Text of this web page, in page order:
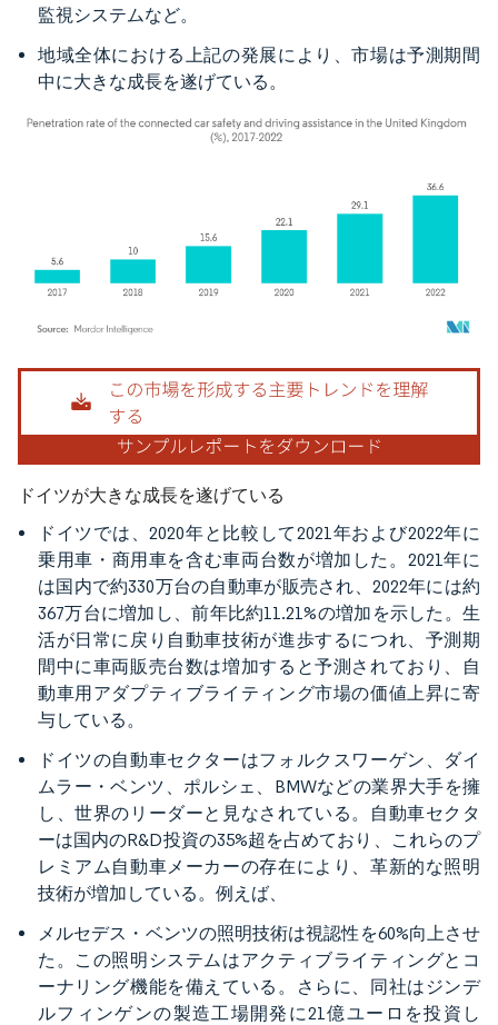
監視システムなど。
地域全体における上記の発展により、市場は予測期間
中に大きな成長を遂げている。
画像 © Mordor Intelligence。再利用にはCC BY 4.0の表示が必要です。
ドイツが大きな成長を遂げている
ドイツでは、2020年と比較して2021年および2022年に
乗用車・商用車を含む車両台数が増加した。2021年に
は国内で約330万台の自動車が販売され、2022年には約
367万台に増加し、前年比約11.21%の増加を示した。生
活が日常に戻り自動車技術が進歩するにつれ、予測期
間中に車両販売台数は増加すると予測されており、自
動車用アダプティブライティング市場の価値上昇に寄
与している。
ドイツの自動車セクターはフォルクスワーゲン、ダイ
ムラー・ベンツ、ポルシェ、BMWなどの業界大手を擁
し、世界のリーダーと見なされている。自動車セクタ
ーは国内のR&D投資の35%超を占めており、これらのプ
レミアム自動車メーカーの存在により、革新的な照明
技術が増加している。例えば、
メルセデス・ベンツの照明技術は視認性を60%向上させ
た。この照明システムはアクティブライティングとコ
ーナリング機能を備えている。さらに、同社はジンデ
ルフィンゲンの製造工場開発に21億ユーロを投資し